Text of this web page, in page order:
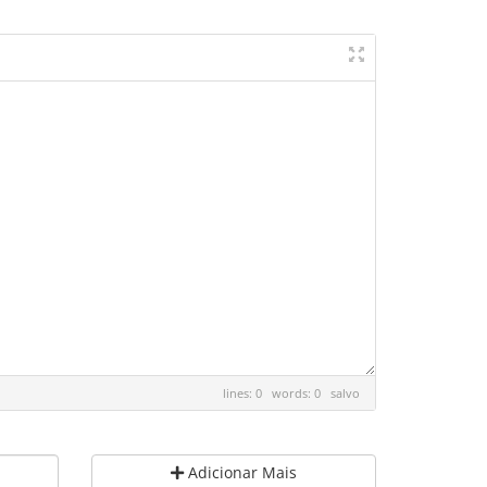
lines: 0 words: 0 salvo
Adicionar Mais